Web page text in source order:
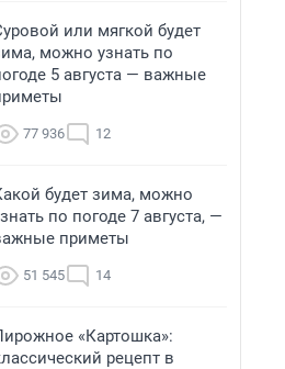
или мягкой будет
можно узнать по
5 августа — важные
77 936 12
будет зима, можно
по погоде 7 августа, —
приметы
51 545 14
«Картошка»:
рецепт в